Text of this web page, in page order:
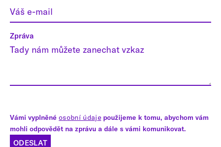
Zpráva
Vámi vyplněné osobní údaje použijeme k tomu, abychom vám
mohli odpovědět na zprávu a dále s vámi komunikovat.
ODESLAT